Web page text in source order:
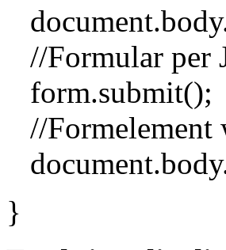
//Formular per
form.submit();
//Formelement
}